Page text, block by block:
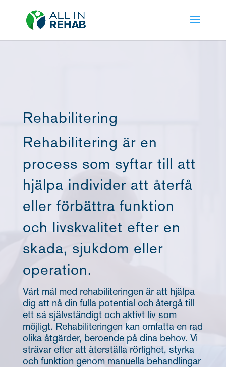
Rehabilitering
Rehabilitering är en
process som syftar till att
hjälpa individer att återfå
eller förbättra funktion
och livskvalitet efter en
skada, sjukdom eller
operation.
Vårt mål med rehabiliteringen är att hjälpa
dig att nå din fulla potential och återgå till
ett så självständigt och aktivt liv som
möjligt. Rehabiliteringen kan omfatta en rad
olika åtgärder, beroende på dina behov. Vi
strävar efter att återställa rörlighet, styrka
och funktion genom manuella behandlingar